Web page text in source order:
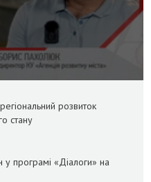
розвиток
стану
програмі «Діалоги» на